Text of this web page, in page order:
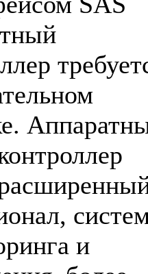
и